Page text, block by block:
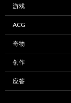
游戏
ACG
奇物
创作
应答